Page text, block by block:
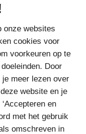
onze websites
cookies voor
voorkeuren op te
Door
je meer lezen over
website en je
en
met het gebruik
omschreven in
VAN